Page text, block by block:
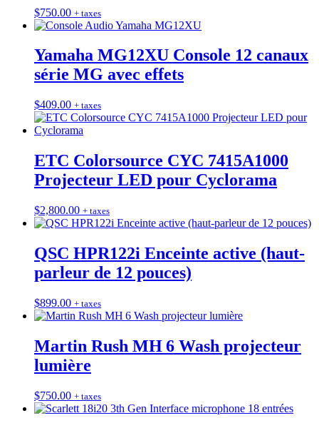
$750.00 + taxes
Yamaha MG12XU Console 12 canaux
série MG avec effets
$409.00 + taxes
ETC Colorsource CYC 7415A1000
Projecteur LED pour Cyclorama
$2,800.00 + taxes
QSC HPR122i Enceinte active (haut-
parleur de 12 pouces)
$899.00 + taxes
Martin Rush MH 6 Wash projecteur
lumière
$750.00 + taxes